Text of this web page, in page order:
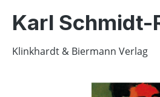
Karl
Klinkhardt & Biermann Verlag
Bildergalerie überspringen